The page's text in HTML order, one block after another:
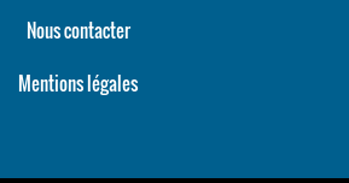
Nous contacter
Mentions légales